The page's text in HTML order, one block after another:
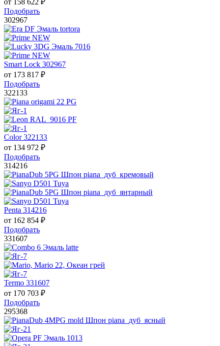
Подобрать
302967
Smart Lock 302967
от 173 817 ₽
Подобрать
322133
Color 322133
от 134 972 ₽
Подобрать
314216
Penta 314216
от 162 854 ₽
Подобрать
331607
Termo 331607
от 170 703 ₽
Подобрать
295368